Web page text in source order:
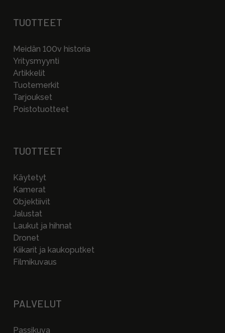
TUOTTEET
Meidän 100v historia
Yritysmyynti
Artikkelit
Tuotemerkit
Tarjoukset
Poistotuotteet
TUOTTEET
Käytetyt
Kamerat
Objektiivit
Jalustat
Laukut ja hihnat
Dronet
Kiikarit ja kaukoputket
Filmikuvaus
PALVELUT
Passikuva